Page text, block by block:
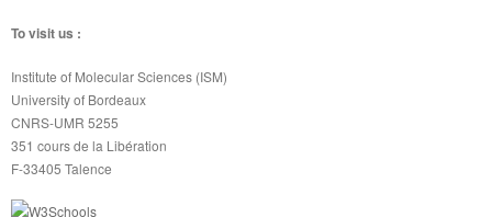
To visit us :
Institute of Molecular Sciences (ISM)
University of Bordeaux
CNRS-UMR 5255
351 cours de la Libération
F-33405 Talence